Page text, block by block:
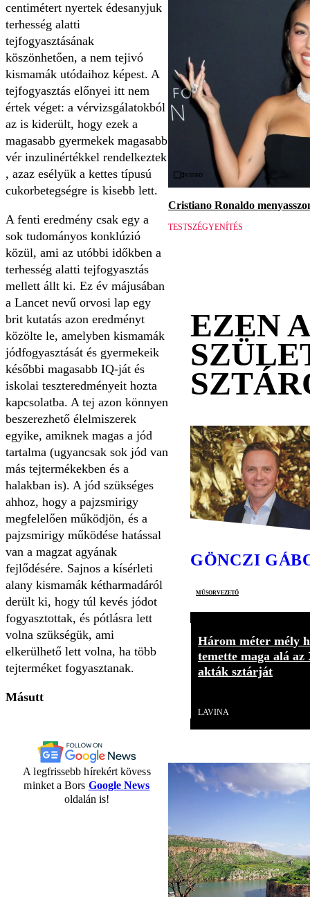
centimétert nyertek édesanyjuk
terhesség alatti
tejfogyasztásának
köszönhetően, a nem tejivó
kismamák utódaihoz képest. A
tejfogyasztás előnyei itt nem
értek véget: a vérvizsgálatokból
az is kiderült, hogy ezek a
magasabb gyermekek magasabb
vér inzulinértékkel rendelkeztek
, azaz esélyük a kettes típusú
cukorbetegségre is kisebb lett.
A fenti eredmény csak egy a
sok tudományos konklúzió
közül, ami az utóbbi időkben a
terhesség alatti tejfogyasztás
mellett állt ki. Ez év májusában
a Lancet nevű orvosi lap egy
brit kutatás azon eredményt
közölte le, amelyben kismamák
jódfogyasztását és gyermekeik
későbbi magasabb IQ-ját és
iskolai teszteredményeit hozta
kapcsolatba. A tej azon könnyen
beszerezhető élelmiszerek
egyike, amiknek magas a jód
tartalma (ugyancsak sok jód van
más tejtermékekben és a
halakban is). A jód szükséges
ahhoz, hogy a pajzsmirigy
megfelelően működjön, és a
pajzsmirigy működése hatással
van a magzat agyának
fejlődésére. Sajnos a kísérleti
alany kismamák kétharmadáról
derült ki, hogy túl kevés jódot
fogyasztottak, és pótlásra lett
volna szükségük, ami
elkerülhető lett volna, ha több
tejterméket fogyasztanak.
Másutt
A legfrissebb hírekért kövess
minket a Bors Google News
oldalán is!
Videó
Cristiano Ronaldo
TESTSZÉGYENÍTÉS
EZEN
GÖNCZI
műsorvezető
Három méter mély
temette maga alá az
akták sztárját
LAVINA